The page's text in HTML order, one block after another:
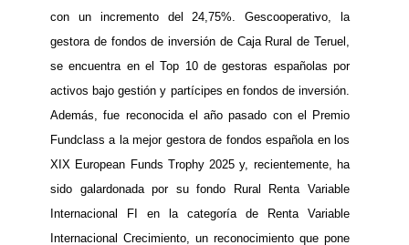
con un incremento del 24,75%. Gescooperativo, la
gestora de fondos de inversión de Caja Rural de Teruel,
se encuentra en el Top 10 de gestoras españolas por
activos bajo gestión y partícipes en fondos de inversión.
Además, fue reconocida el año pasado con el Premio
Fundclass a la mejor gestora de fondos española en los
XIX European Funds Trophy 2025 y, recientemente, ha
sido galardonada por su fondo Rural Renta Variable
Internacional FI en la categoría de Renta Variable
Internacional Crecimiento, un reconocimiento que pone